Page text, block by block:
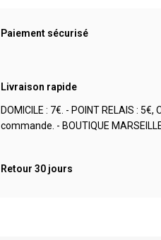
Paiement sécurisé
Livraison rapide
DOMICILE : 7€. - POINT RELAIS :
commande. - BOUTIQUE
Retour 30 jours